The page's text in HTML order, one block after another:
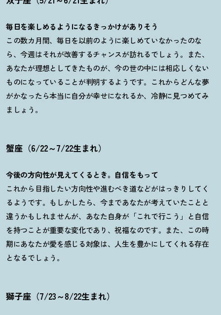
毎日を楽しめるようになるきっかけがありそう
この数カ月間、毎日を以前のように楽しめていなかったのな
ら、今週はそれが改善するチャンスが訪れるでしょう。また、
あなたが理想としてきたものが、今の世の中には相応しくない
ものになっていることが判明するようです。これからどんな夢
がかなったら本当に自分が幸せになれるか、冷静に見つめてみ
ましょう。
蟹座（6/22～7/22生まれ）
今後の方向性が見えてくるとき。自信をもって
これから目指したい方向性や進むべき道などがはっきりしてく
るようです。もしかしたら、今まであなたが考えていたことと
違うかもしれませんが、あなた自身が「これで行こう」と自信
を持つことが重要な変化であり、祝福なのです。また、この時
期にあなたが愛を感じる対象は、人生を豊かにしてくれる存在
となるでしょう。
獅子座（7/23～8/22生まれ）